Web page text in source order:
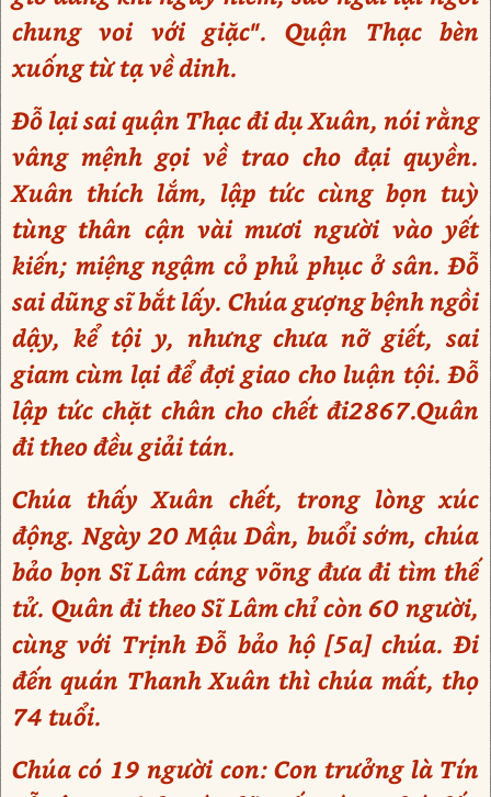
chung voi với giặc". Quận Thạc bèn
xuống từ tạ về dinh.
Đỗ lại sai quận Thạc đi dụ Xuân, nói rằng
vâng mệnh gọi về trao cho đại quyền.
Xuân thích lắm, lập tức cùng bọn tuỳ
tùng thân cận vài mươi người vào yết
kiến; miệng ngậm cỏ phủ phục ở sân. Đỗ
sai dũng sĩ bắt lấy. Chúa gượng bệnh ngồi
dậy, kể tội y, nhưng chưa nỡ giết, sai
giam cùm lại để đợi giao cho luận tội. Đỗ
lập tức chặt chân cho chết đi2867.Quân
đi theo đều giải tán.
Chúa thấy Xuân chết, trong lòng xúc
động. Ngày 20 Mậu Dần, buổi sớm, chúa
bảo bọn Sĩ Lâm cáng võng đưa đi tìm thế
tử. Quân đi theo Sĩ Lâm chỉ còn 60 người,
cùng với Trịnh Đỗ bảo hộ [5a] chúa. Đi
đến quán Thanh Xuân thì chúa mất, thọ
74 tuổi.
Chúa có 19 người con: Con trưởng là Tín